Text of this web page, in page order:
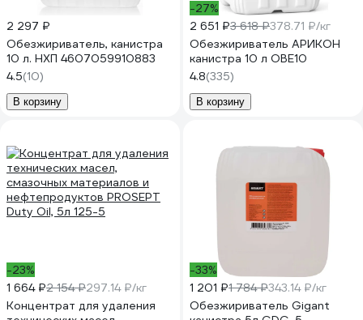
2 297 ₽
Обезжириватель, канистра
10 л. НХП 4607059910883
4.5(10)
В корзину
-27%
2 651 ₽3 618 ₽378.71 ₽/кг
Обезжириватель АРИКОН
канистра 10 л OBE10
4.8(335)
В корзину
-23%
1 664 ₽2 154 ₽297.14 ₽/кг
Концентрат для удаления
-33%
1 201 ₽1 784 ₽343.14 ₽/кг
Обезжириватель Gigant